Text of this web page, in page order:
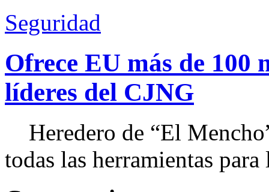
Seguridad
Ofrece EU más de 100
líderes del CJNG
Heredero de “El
todas las herramientas